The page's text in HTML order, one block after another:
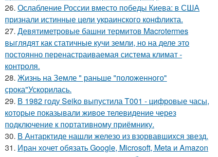
26. Ослабление России вместо победы Киева: в США
признали истинные цели украинского конфликта.
27. Девятиметровые башни термитов Macrotermes
выглядят как статичные кучи земли, но на деле это
постоянно перенастраиваемая система климат -
контроля.
28. Жизнь на Земле " раньше "положенного"
срока"Ускорилась.
29. В 1982 году Seiko выпустила T001 - цифровые часы,
которые показывали живое телевидение через
подключение к портативному приёмнику.
30. В Антарктиде нашли железо из взорвавшихся звезд.
31. Иран хочет обязать Google, Microsoft, Meta и Amazon